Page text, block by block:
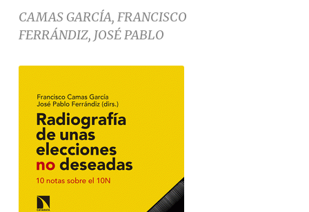
CAMAS GARCÍA, FRANCISCO
FERRÁNDIZ, JOSÉ PABLO